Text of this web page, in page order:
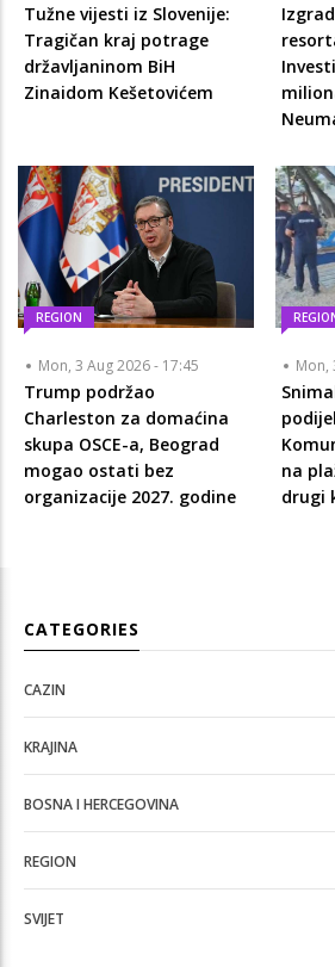
Tužne vijesti iz Slovenije:
Tragičan kraj potrage
državljaninom BiH
Zinaidom Kešetovićem
REGION
Mon, 3 Aug 2026 - 17:45
Trump podržao
Charleston za domaćina
skupa OSCE-a, Beograd
mogao ostati bez
organizacije 2027. godine
Mon,
na
drugi
CATEGORIES
CAZIN
KRAJINA
BOSNA I HERCEGOVINA
REGION
SVIJET